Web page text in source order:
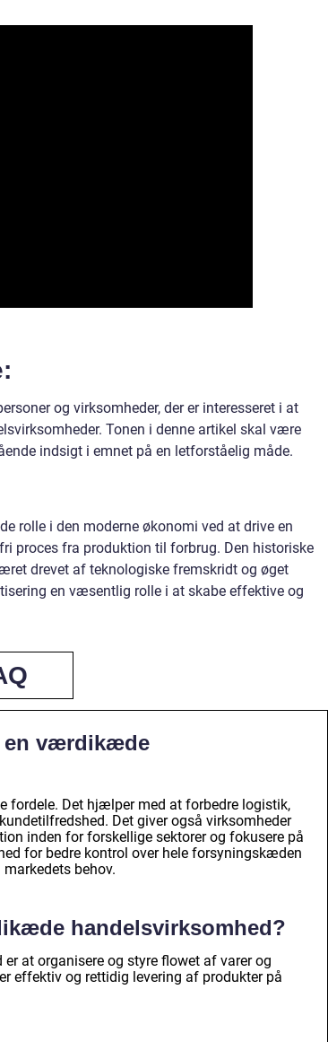
og virksomheder, der er interesseret i at
Tonen i denne artikel skal være
indsigt i emnet på en letforståelig måde.
rolle i den moderne økonomi ved at drive en
proces fra produktion til forbrug. Den historiske
drevet af teknologiske fremskridt og øget
en væsentlig rolle i at skabe effektive og
en værdikæde
Det hjælper med at forbedre logistik,
Det giver også virksomheder
inden for forskellige sektorer og fokusere på
for bedre kontrol over hele forsyningskæden
behov.
handelsvirksomhed?
at organisere og styre flowet af varer og
effektiv og rettidig levering af produkter på